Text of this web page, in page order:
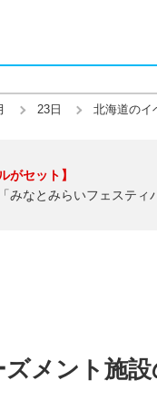
23日 北海道のイ
がセット】
みなとみらいフェスティ
メント施